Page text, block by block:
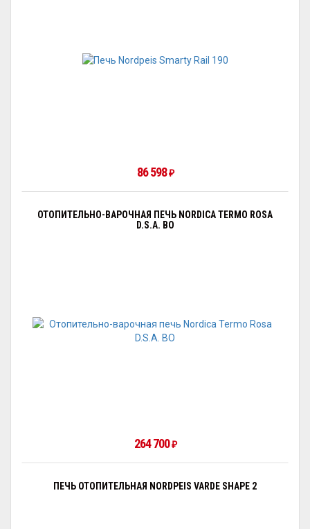
86 598 ₽
ОТОПИТЕЛЬНО-ВАРОЧНАЯ ПЕЧЬ NORDICA TERMO ROSA
D.S.A. BO
264 700 ₽
ПЕЧЬ ОТОПИТЕЛЬНАЯ NORDPEIS VARDE SHAPE 2